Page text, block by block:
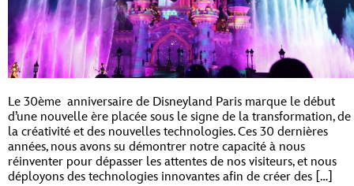
Le 30ème anniversaire de Disneyland Paris marque le début
d’une nouvelle ère placée sous le signe de la transformation, de
la créativité et des nouvelles technologies. Ces 30 dernières
années, nous avons su démontrer notre capacité à nous
réinventer pour dépasser les attentes de nos visiteurs, et nous
déployons des technologies innovantes afin de créer des […]